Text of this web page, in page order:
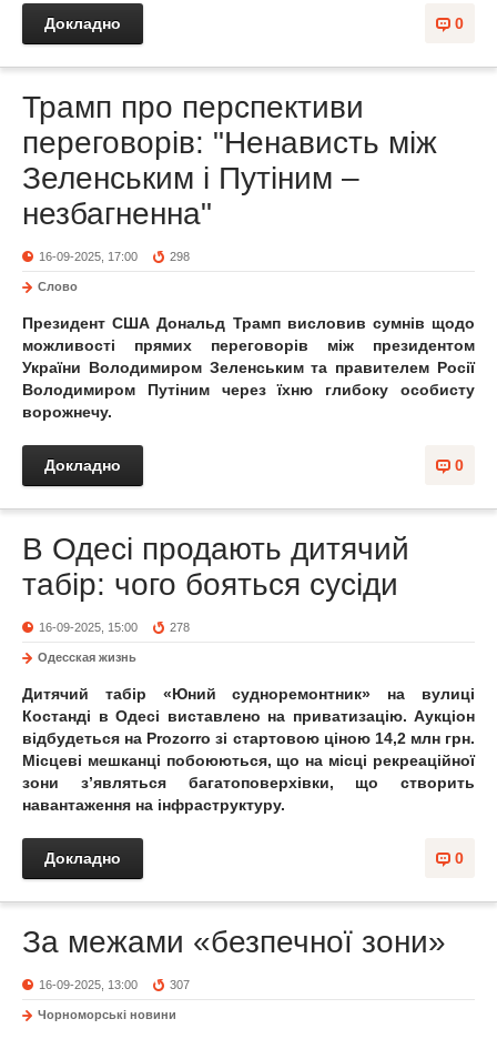
0
Докладно
Трамп про перспективи
переговорів: "Ненависть між
Зеленським і Путіним –
незбагненна"
16-09-2025, 17:00 298
Слово
Президент США Дональд Трамп висловив сумнів щодо
можливості прямих переговорів між президентом
України Володимиром Зеленським та правителем Росії
Володимиром Путіним через їхню глибоку особисту
ворожнечу.
0
Докладно
В Одесі продають дитячий
табір: чого бояться сусіди
16-09-2025, 15:00 278
Одесская жизнь
Дитячий табір «Юний судноремонтник» на вулиці
Костанді в Одесі виставлено на приватизацію. Аукціон
відбудеться на Prozorro зі стартовою ціною 14,2 млн грн.
Місцеві мешканці побоюються, що на місці рекреаційної
зони з’являться багатоповерхівки, що створить
навантаження на інфраструктуру.
0
Докладно
За межами «безпечної зони»
16-09-2025, 13:00 307
Чорноморські новини